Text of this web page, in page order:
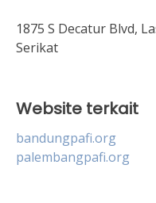
1875 S Decatur Blvd,
Serikat
Website terkait
bandungpafi.org
palembangpafi.org